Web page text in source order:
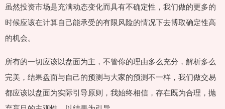
虽然投资市场是充满动态变化而具有不确定性，我们做的更多的
时候应该在计算自己能承受的有限风险的情况下去博取确定性高
的机会。
所有的一切应该以盘面为主，不管你的理由多么充分，解析多么
完美，结果盘面与自己的预测与大家的预测不一样，我们做交易
都应该以盘面为实际引导原则，我始终相信，存在既为合理，抛